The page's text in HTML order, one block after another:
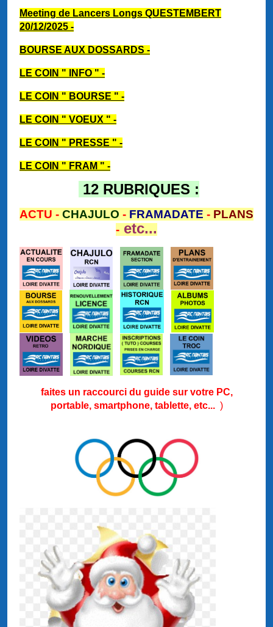
Meeting de Lancers Longs QUESTEMBERT
20/12/2025 -
BOURSE AUX DOSSARDS -
LE COIN " INFO " -
LE COIN " BOURSE " -
LE COIN " VOEUX " -
LE COIN " PRESSE " -
LE COIN " FRAM " -
12 RUBRIQUES :
ACTU - CHAJULO - FRAMADATE - PLANS
- etc...
faites un raccourci du guide sur votre PC,
portable, smartphone, tablette, etc...)